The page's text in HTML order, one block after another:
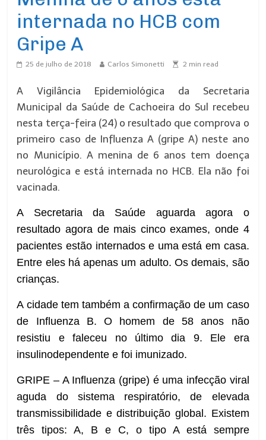
internada no HCB com
Gripe A
25 de julho de 2018 Carlos Simonetti 2 min read
A Vigilância Epidemiológica da Secretaria
Municipal da Saúde de Cachoeira do Sul recebeu
nesta terça-feira (24) o resultado que comprova o
primeiro caso de Influenza A (gripe A) neste ano
no Município. A menina de 6 anos tem doença
neurológica e está internada no HCB. Ela não foi
vacinada.
A Secretaria da Saúde aguarda agora o
resultado agora de mais cinco exames, onde 4
pacientes estão internados e uma está em casa.
Entre eles há apenas um adulto. Os demais, são
crianças.
A cidade tem também a confirmação de um caso
de Influenza B. O homem de 58 anos não
resistiu e faleceu no último dia 9. Ele era
insulinodependente e foi imunizado.
GRIPE – A Influenza (gripe) é uma infecção viral
aguda do sistema respiratório, de elevada
transmissibilidade e distribuição global. Existem
três tipos: A, B e C, o tipo A está sempre